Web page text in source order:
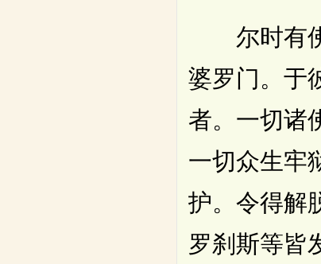
尔时有佛
婆罗门。于
者。一切诸
一切众生牢
护。令得解
罗刹斯等皆